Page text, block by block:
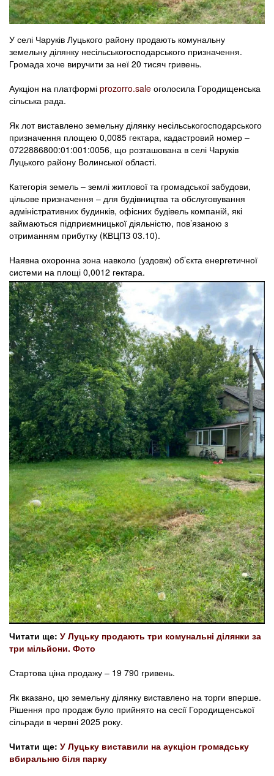
У селі Чаруків Луцького району продають комунальну
земельну ділянку несільськогосподарського призначення.
Громада хоче виручити за неї 20 тисяч гривень.
Аукціон на платформі prozorro.sale оголосила Городищенська
сільська рада.
Як лот виставлено земельну ділянку несільськогосподарського
призначення площею 0,0085 гектара, кадастровий номер –
0722886800:01:001:0056, що розташована в селі Чаруків
Луцького району Волинської області.
Категорія земель – землі житлової та громадської забудови,
цільове призначення – для будівництва та обслуговування
адміністративних будинків, офісних будівель компаній, які
займаються підприємницької діяльністю, пов’язаною з
отриманням прибутку (КВЦПЗ 03.10).
Наявна охоронна зона навколо (уздовж) об’єкта енергетичної
системи на площі 0,0012 гектара.
Читати ще: У Луцьку продають три комунальні ділянки за
три мільйони. Фото
Стартова ціна продажу – 19 790 гривень.
Як вказано, цю земельну ділянку виставлено на торги вперше.
Рішення про продаж було прийнято на сесії Городищенської
сільради в червні 2025 року.
Читати ще: У Луцьку виставили на аукціон громадську
вбиральню біля парку